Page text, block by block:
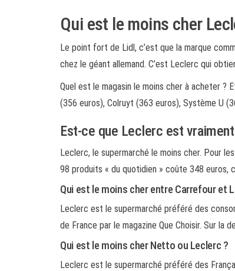
Qui est le moins cher
Le point fort de Lidl, c’est que la marque
chez le géant allemand. C’est Leclerc qui
Quel est le magasin le moins cher à acheter ?
(356 euros), Colruyt (363 euros), Système U
Est-ce que Leclerc est
Leclerc, le supermarché le moins cher. Pour
98 produits « du quotidien » coûte 348 euros,
Qui est le moins cher entre Carrefour et
Leclerc est le supermarché préféré des
de France par le magazine Que Choisir. Sur la
Qui est le moins cher Netto ou Leclerc ?
Leclerc est le supermarché préféré des